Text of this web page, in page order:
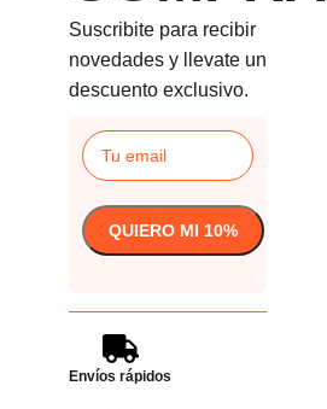
Suscribite para recibir
novedades y llevate un
descuento exclusivo.
Envíos rápidos